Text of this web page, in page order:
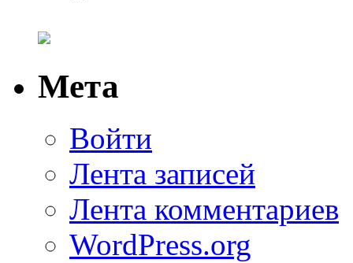
Мета
Войти
Лента записей
Лента комментариев
WordPress.org